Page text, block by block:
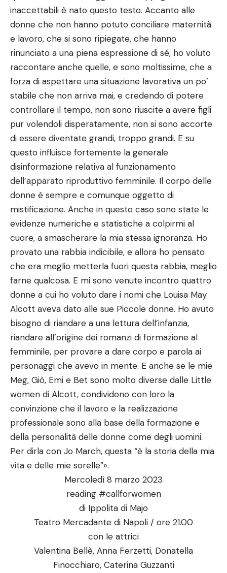
inaccettabili è nato questo testo. Accanto alle
donne che non hanno potuto conciliare maternità
e lavoro, che si sono ripiegate, che hanno
rinunciato a una piena espressione di sé, ho voluto
raccontare anche quelle, e sono moltissime, che a
forza di aspettare una situazione lavorativa un po’
stabile che non arriva mai, e credendo di potere
controllare il tempo, non sono riuscite a avere figli
pur volendoli disperatamente, non si sono accorte
di essere diventate grandi, troppo grandi. E su
questo influisce fortemente la generale
disinformazione relativa al funzionamento
dell’apparato riproduttivo femminile. Il corpo delle
donne è sempre e comunque oggetto di
mistificazione. Anche in questo caso sono state le
evidenze numeriche e statistiche a colpirmi al
cuore, a smascherare la mia stessa ignoranza. Ho
provato una rabbia indicibile, e allora ho pensato
che era meglio metterla fuori questa rabbia, meglio
farne qualcosa. E mi sono venute incontro quattro
donne a cui ho voluto dare i nomi che Louisa May
Alcott aveva dato alle sue Piccole donne. Ho avuto
bisogno di riandare a una lettura dell’infanzia,
riandare all’origine dei romanzi di formazione al
femminile, per provare a dare corpo e parola ai
personaggi che avevo in mente. E anche se le mie
Meg, Giò, Emi e Bet sono molto diverse dalle Little
women di Alcott, condividono con loro la
convinzione che il lavoro e la realizzazione
professionale sono alla base della formazione e
della personalità delle donne come degli uomini.
Per dirla con Jo March, questa “è la storia della mia
vita e delle mie sorelle”».
Mercoledì 8 marzo 2023
reading #callforwomen
di Ippolita di Majo
Teatro Mercadante di Napoli / ore 21.00
con le attrici
Valentina Bellè, Anna Ferzetti, Donatella
Finocchiaro, Caterina Guzzanti